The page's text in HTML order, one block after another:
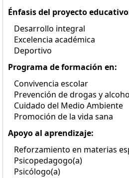
Énfasis del proyecto
Desarrollo integral
Excelencia académica
Deportivo
Programa de formación en:
Convivencia escolar
Prevención de drogas y
Cuidado del Medio Ambiente
Promoción de la vida sana
Apoyo al aprendizaje:
Reforzamiento en materias
Psicopedagogo(a)
Psicólogo(a)